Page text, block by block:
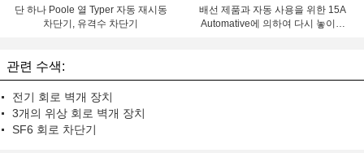
단 하나 Poole 열 Typer 자동 재시동
차단기, 유격수 차단기
배선 제품과 자동 사용을 위한 15A
Automative에 의하여 다시 놓이는
관련 수색:
전기 회로 벽개 장치
3개의 위상 회로 벽개 장치
SF6 회로 차단기